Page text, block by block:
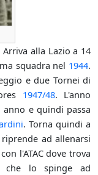
Arriva alla Lazio a 14
squadra nel 1944.
e due Tornei di
1947/48. L'anno
e quindi passa
. Torna quindi a
ad allenarsi
l'ATAC dove trova
che lo spinge ad